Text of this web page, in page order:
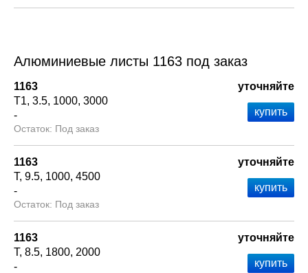
Алюминиевые листы 1163 под заказ
1163
Т1 3.5 1000 3000
-
Под заказ
уточняйте
1163
Т 9.5 1000 4500
-
Под заказ
уточняйте
1163
Т 8.5 1800 2000
-
уточняйте